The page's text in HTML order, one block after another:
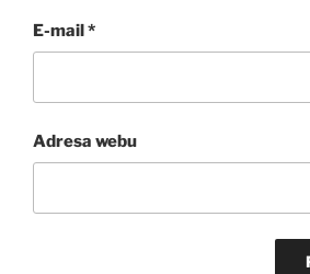
E-mail*
Adresa webu